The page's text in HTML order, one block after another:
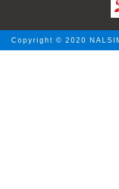
Copyright © 2020